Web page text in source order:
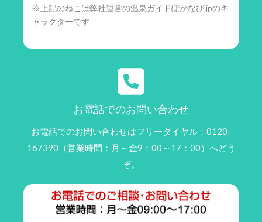
※上記のねこは弊社運営の温泉ガイドぽかなび.jpのキ
ャラクターです
お電話でのお問い合わせ
お電話でのお問い合わせはフリーダイヤル：0120-
167390（営業時間：月～金9：00～17：00）へどう
ぞ。